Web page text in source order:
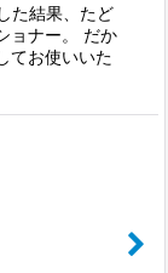
た結果、たど
ョナー。 だか
てお使いいた